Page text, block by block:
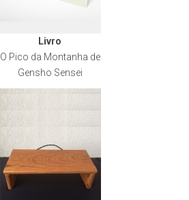
Livro
O Pico da Montanha de
Gensho Sensei